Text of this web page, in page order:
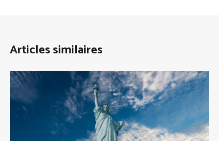
Articles similaires